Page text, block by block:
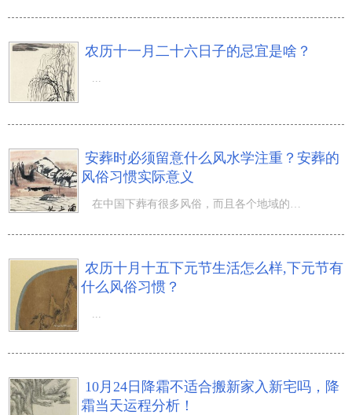
农历十一月二十六日子的忌宜是啥？
安葬时必须留意什么风水学注重？安葬的
风俗习惯实际意义
农历十月十五下元节生活怎么样,下元节有
什么风俗习惯？
10月24日降霜不适合搬新家入新宅吗，降
霜当天运程分析！